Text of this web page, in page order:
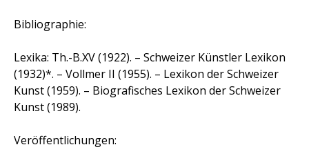
Bibliographie:
Lexika: Th.-B.XV (1922). – Schweizer Künstler Lexikon
(1932)*. – Vollmer II (1955). – Lexikon der Schweizer
Kunst (1959). – Biografisches Lexikon der Schweizer
Kunst (1989).
Veröffentlichungen: